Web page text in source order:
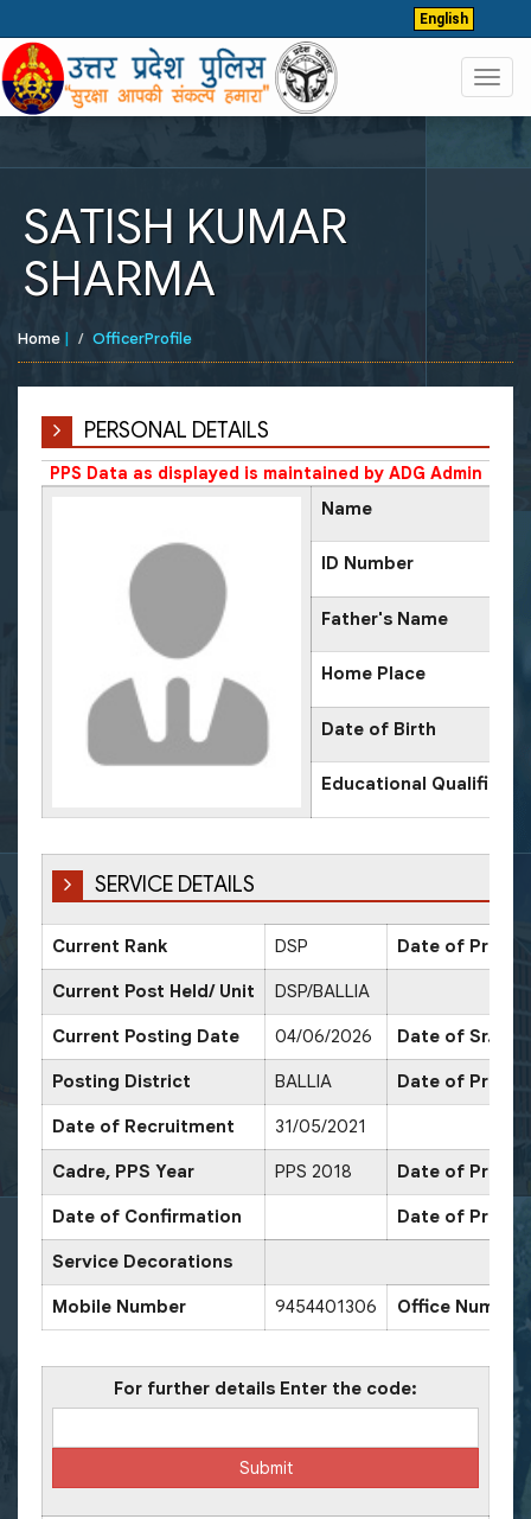
English
SATISH KUMAR
SHARMA
Home | OfficerProfile
PERSONAL DETAILS
PPS Data as displayed is maintained by ADG Admin
Name
ID Number
Father's Name
Home Place
Date of Birth
Educational
SERVICE DETAILS
Current Rank DSP Date of
Current Post Held/ Unit DSP/BALLIA
Current Posting Date 04/06/2026 Date of Sr.
Posting District BALLIA Date of
Date of Recruitment 31/05/2021
Cadre, PPS Year PPS 2018 Date of
Date of Confirmation Date of
Service Decorations
Mobile Number 9454401306 Office Number
For further details Enter the code: